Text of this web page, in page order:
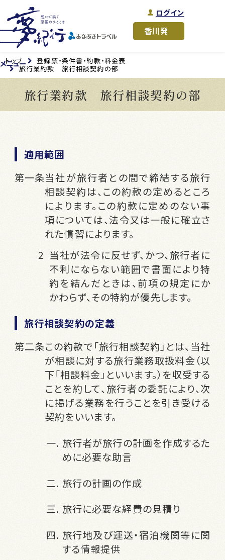
ログイン
メニュー
トップ
登録票・条件書・約款・料金表
旅行業約款 旅行相談契約の部
旅行業約款 旅行相談契約の部
適用範囲
当社が旅行者との間で締結する旅行
相談契約は、この約款の定めるところ
によります。この約款に定めのない事
項については、法令又は一般に確立さ
れた慣習によります。
当社が法令に反せず、かつ、旅行者に
不利にならない範囲で書面により特
約を結んだときは、前項の規定にか
かわらず、その特約が優先します。
旅行相談契約の定義
この約款で「旅行相談契約」とは、当社
が相談に対する旅行業務取扱料金（以
下「相談料金」といいます。）を収受する
ことを約して、旅行者の委託により、次
に掲げる業務を行うことを引き受ける
契約をいいます。
旅行者が旅行の計画を作成するた
めに必要な助言
旅行の計画の作成
旅行に必要な経費の見積り
旅行地及び運送・宿泊機関等に関
する情報提供